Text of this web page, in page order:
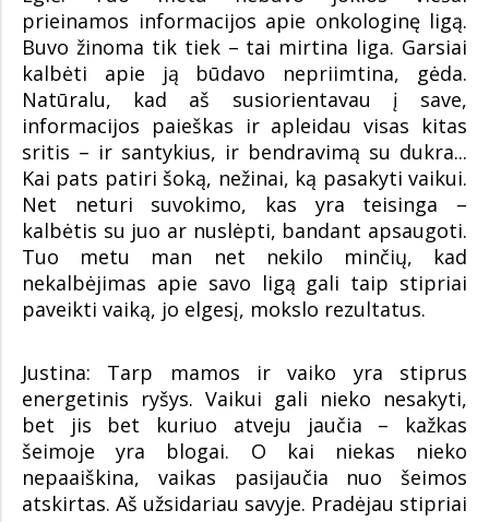
prieinamos informacijos apie onkologinę ligą.
Buvo žinoma tik tiek – tai mirtina liga. Garsiai
kalbėti apie ją būdavo nepriimtina, gėda.
Natūralu, kad aš susiorientavau į save,
informacijos paieškas ir apleidau visas kitas
sritis – ir santykius, ir bendravimą su dukra...
Kai pats patiri šoką, nežinai, ką pasakyti vaikui.
Net neturi suvokimo, kas yra teisinga –
kalbėtis su juo ar nuslėpti, bandant apsaugoti.
Tuo metu man net nekilo minčių, kad
nekalbėjimas apie savo ligą gali taip stipriai
paveikti vaiką, jo elgesį, mokslo rezultatus.
Justina: Tarp mamos ir vaiko yra stiprus
energetinis ryšys. Vaikui gali nieko nesakyti,
bet jis bet kuriuo atveju jaučia – kažkas
šeimoje yra blogai. O kai niekas nieko
nepaaiškina, vaikas pasijaučia nuo šeimos
atskirtas. Aš užsidariau savyje. Pradėjau stipriai